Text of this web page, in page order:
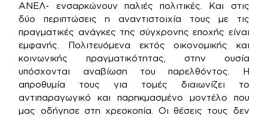
ΑΝΕΛ- ενσαρκώνουν παλιές πολιτικές. Και στις
δύο περιπτώσεις η αναντιστοιχία τους με τις
πραγματικές ανάγκες της σύγχρονης εποχής είναι
εμφανής. Πολιτευόμενα εκτός οικονομικής και
κοινωνικής πραγματικότητας, στην ουσία
υπόσχονται αναβίωση του παρελθόντος. Η
απροθυμία τους για τομές διαιωνίζει το
αντιπαραγωγικό και παρηκμασμένο μοντέλο που
μας οδήγησε στη χρεοκοπία. Οι θέσεις τους δεν